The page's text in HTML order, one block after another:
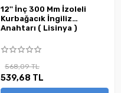
12'' İnç 300 Mm İzoleli
Kurbağacık İngiliz
Anahtarı ( Lisinya )
568,09 TL
539,68 TL